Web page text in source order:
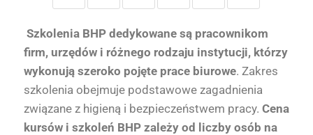
Szkolenia BHP dedykowane są pracownikom
firm, urzędów i różnego rodzaju instytucji, którzy
wykonują szeroko pojęte prace biurowe. Zakres
szkolenia obejmuje podstawowe zagadnienia
związane z higieną i bezpieczeństwem pracy. Cena
kursów i szkoleń BHP zależy od liczby osób na